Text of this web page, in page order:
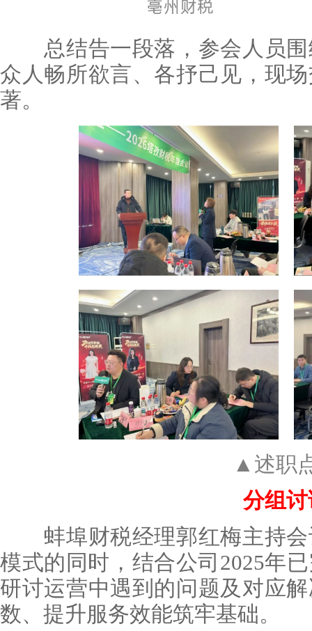
总结告一段落，参会人员围
众人畅所欲言、各抒己见，现
著。
▲述职
分组
蚌埠财税经理郭红梅主持会
模式的同时，结合公司2025年
研讨运营中遇到的问题及对应
数、提升服务效能筑牢基础。